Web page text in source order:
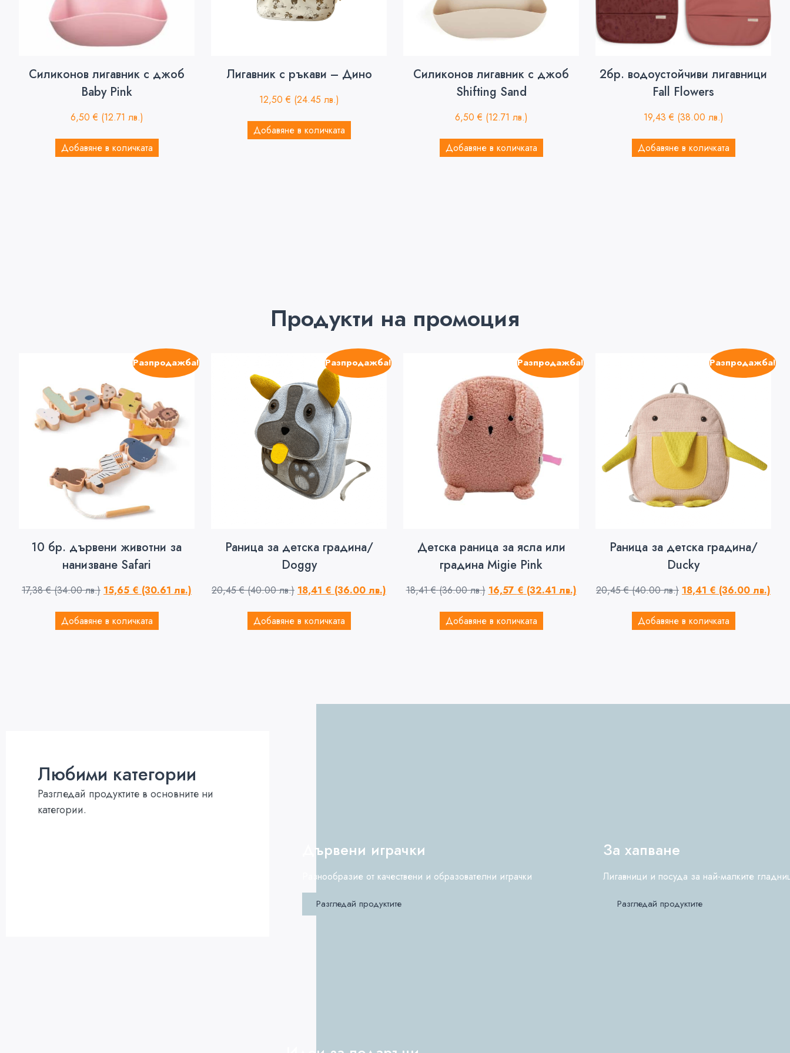
Силиконов лигавник с джоб
Baby Pink
6,50€ (12.71 лв.)
Добавяне в количката
Лигавник с ръкави – Дино
12,50€ (24.45 лв.)
Добавяне в количката
Силиконов лигавник с джоб
Shifting Sand
6,50€ (12.71 лв.)
Добавяне в количката
2бр. водоустойчиви лигавници
Fall Flowers
19,43€ (38.00 лв.)
Добавяне в количката
Продукти на промоция
Разпродажба!
10 бр. дървени животни за
нанизване Safari
17,38€ (34.00 лв.) 15,65 € (30.61 лв.)
Добавяне в количката
Разпродажба!
Раница за детска градина/
Doggy
20,45€ (40.00 лв.) 18,41 € (36.00 лв.)
Добавяне в количката
Разпродажба!
Детска раница за ясла или
градина Migie Pink
18,41€ (36.00 лв.) 16,57 € (32.41 лв.)
Добавяне в количката
Разпродажба!
Раница за детска градина/
Ducky
20,45€ (40.00 лв.) 18,41 € (36.00 лв.)
Добавяне в количката
Любими категории
Разгледай продуктите в основните ни
категории.
Дървени играчки
Разнообразие от качествени и образователни играчки
Разгледай продуктите
За хапване
Лигавници и посуда за най-малките
Разгледай продуктите